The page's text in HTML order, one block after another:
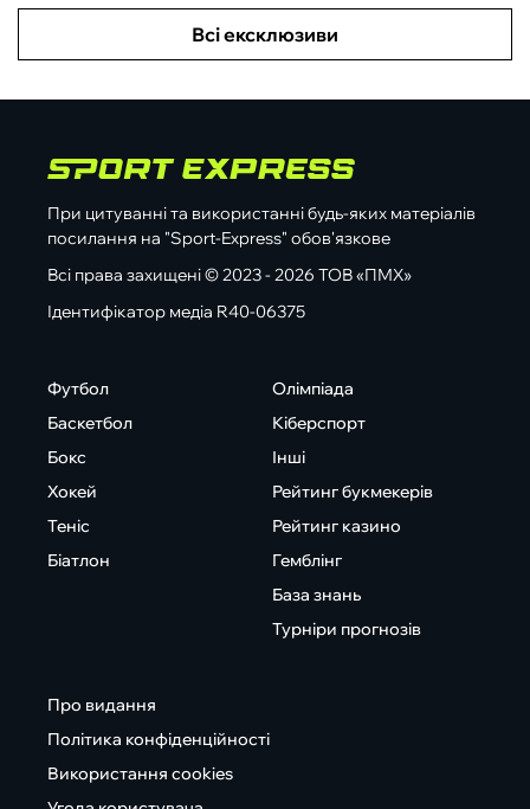
Всі ексклюзиви
При цитуванні та використанні будь-яких матеріалів
посилання на "Sport-Express" обов'язкове
Всі права захищені © 2023 - 2026 ТОВ «ПМХ»
Ідентифікатор медіа R40-06375
Футбол
Баскетбол
Бокс
Хокей
Теніс
Біатлон
Олімпіада
Кіберспорт
Інші
Рейтинг букмекерів
Рейтинг казино
Гемблінг
База знань
Турніри прогнозів
Про видання
Політика конфіденційності
Використання cookies